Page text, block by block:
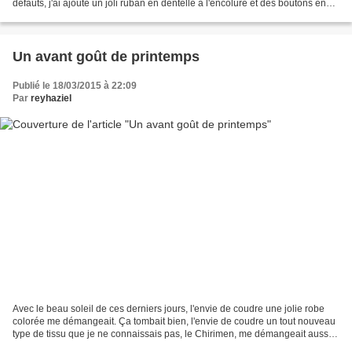
défauts, j'ai ajouté un joli ruban en dentelle à l'encolure et des boutons en
Un avant goût de printemps
Publié le 18/03/2015 à 22:09
Par reyhaziel
Avec le beau soleil de ces derniers jours, l'envie de coudre une jolie robe
colorée me démangeait. Ça tombait bien, l'envie de coudre un tout nouveau
type de tissu que je ne connaissais pas, le Chirimen, me démangeait aussi.